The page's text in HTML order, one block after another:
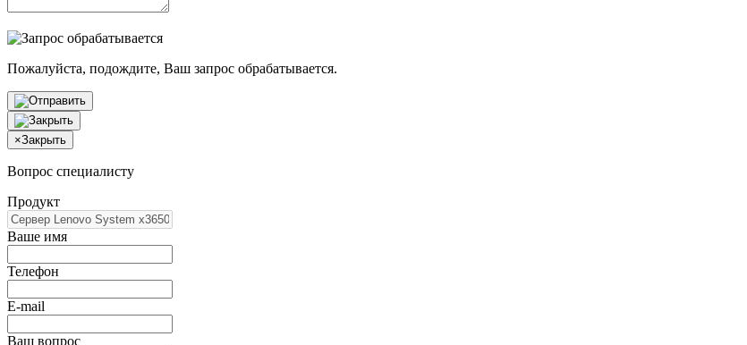
Пожалуйста, подождите, Ваш запрос обрабатывается.
×Закрыть
Вопрос специалисту
Продукт
Ваше имя
Телефон
E-mail
Ваш вопрос